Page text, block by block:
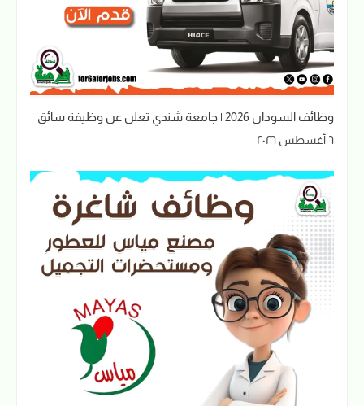
وظائف السودان 2026 | جامعة شندي تعلن عن وظيفة سائق
٦ أغسطس ٢٠٢٦